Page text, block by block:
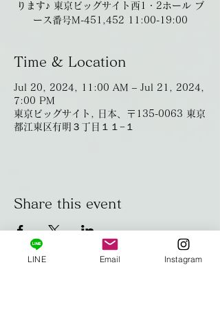
ります♪ 東京ビッグサイト西1・2ホール ブ
ース番号M-451,452 11:00-19:00
Time & Location
Jul 20, 2024, 11:00 AM – Jul 21, 2024,
7:00 PM
東京ビッグサイト, 日本、〒135-0063 東京
都江東区有明３丁目１１−１
Share this event
LINE Email Instagram